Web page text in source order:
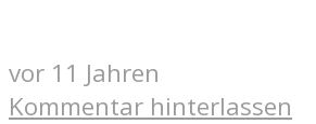
vor 11 Jahren
Kommentar hinterlassen